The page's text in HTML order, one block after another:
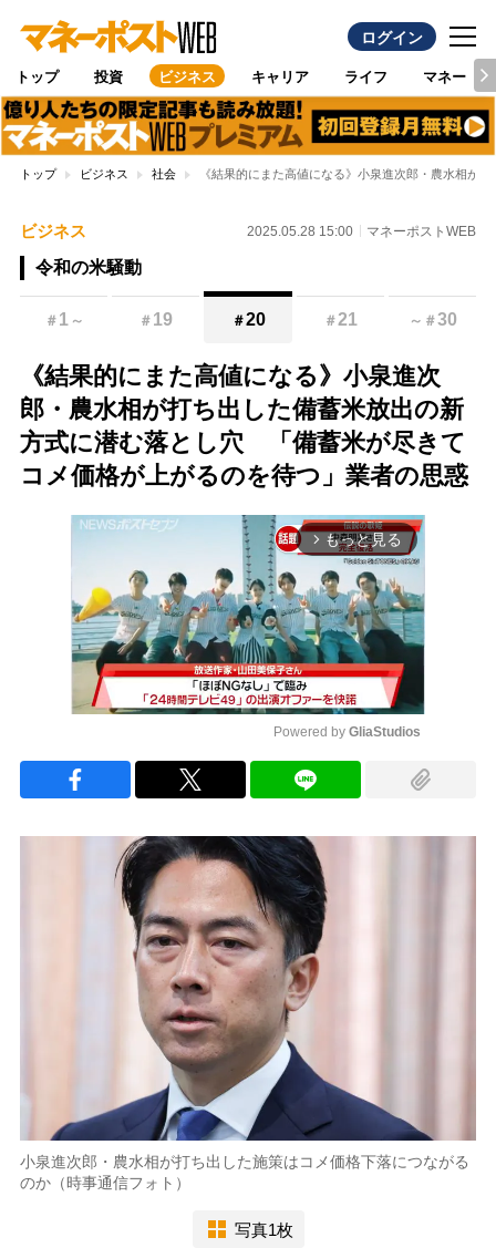
ログイン
トップ 投資 ビジネス キャリア ライフ マネー
トップ ビジネス 社会 《結果的にまた高値になる》小泉進次郎・農水相が
ビジネス 2025.05.28 15:00 マネーポストWEB
令和の米騒動
＃ 1 ～ ＃ 19 ＃20 ＃21 ～ ＃30
《結果的にまた高値になる》小泉進次
郎・農水相が打ち出した備蓄米放出の新
方式に潜む落とし穴 「備蓄米が尽きて
コメ価格が上がるのを待つ」業者の思惑
arrow_forward_ios もっと見る
Powered by GliaStudios
小泉進次郎・農水相が打ち出した施策はコメ価格下落につながる
のか（時事通信フォト）
写真1枚